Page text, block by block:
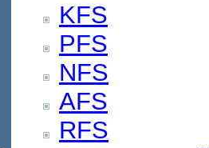
KFS
PFS
NFS
AFS
RFS